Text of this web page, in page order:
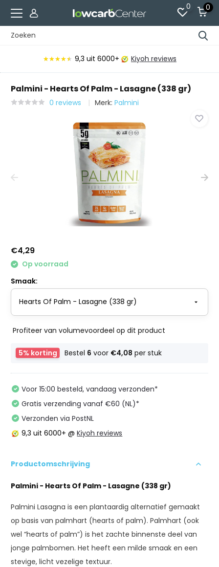
0 0
★★★★★
★★★★★ 9,3 uit 6000+ Kiyoh reviews
Palmini - Hearts Of Palm - Lasagne (338 gr)
0 reviews Merk:Palmini
€4,29
Op voorraad
Smaak:
Profiteer van volumevoordeel op dit product
5% korting Bestel 6 voor €4,08 per stuk
Voor 15:00 besteld, vandaag verzonden*
Gratis verzending vanaf €60 (NL)*
Verzonden via PostNL
9,3 uit 6000+ @Kiyoh reviews
Productomschrijving
Palmini - Hearts Of Palm - Lasagne (338 gr)
Palmini Lasagna is een plantaardig alternatief gemaakt
op basis van palmhart (hearts of palm). Palmhart (ook
wel “hearts of palm”) is het zachte binnenste deel van
jonge palmbomen. Het heeft een milde smaak en een
stevige, licht vezelige textuur.